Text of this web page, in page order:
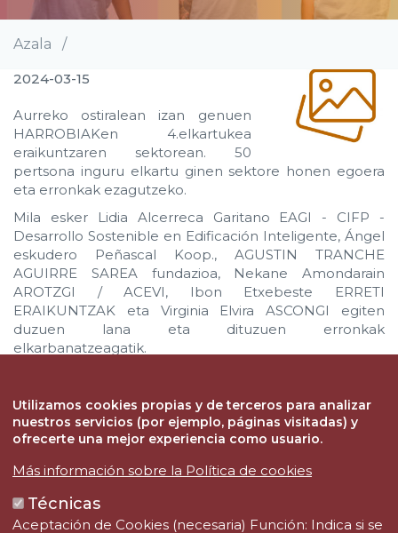
Breadcrumb
Azala /
2024-03-15
Aurreko ostiralean izan genuen
HARROBIAKen 4.elkartukea
eraikuntzaren sektorean. 50
pertsona inguru elkartu ginen sektore honen egoera
eta erronkak ezagutzeko.
Mila esker Lidia Alcerreca Garitano EAGI - CIFP -
Desarrollo Sostenible en Edificación Inteligente, Ángel
eskudero Peñascal Koop., AGUSTIN TRANCHE
AGUIRRE SAREA fundazioa, Nekane Amondarain
AROTZGI / ACEVI, Ibon Etxebeste ERRETI
ERAIKUNTZAK eta Virginia Elvira ASCONGI egiten
duzuen lana eta dituzuen erronkak
elkarbanatzeagatik.
Nor gara
Aktualitatea
Utilizamos cookies propias y de terceros para analizar
nuestros servicios (por ejemplo, páginas visitadas) y
ofrecerte una mejor experiencia como usuario.
Más información sobre la Política de cookies
Técnicas
Aceptación de Cookies (necesaria) Función: Indica si se